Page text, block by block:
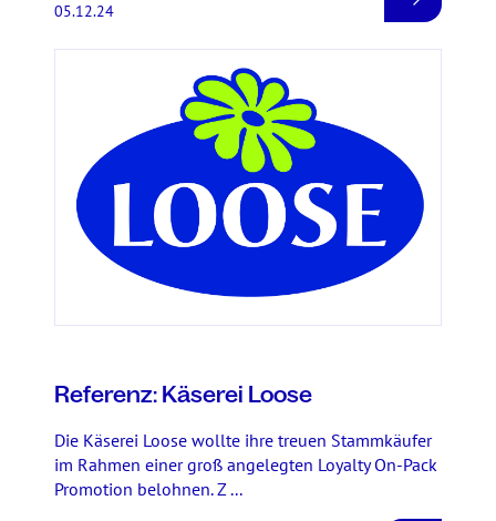
05.12.24
Referenz: Käserei Loose
Die Käserei Loose wollte ihre treuen Stammkäufer
im Rahmen einer groß angelegten Loyalty On-Pack
Promotion belohnen. Z ...